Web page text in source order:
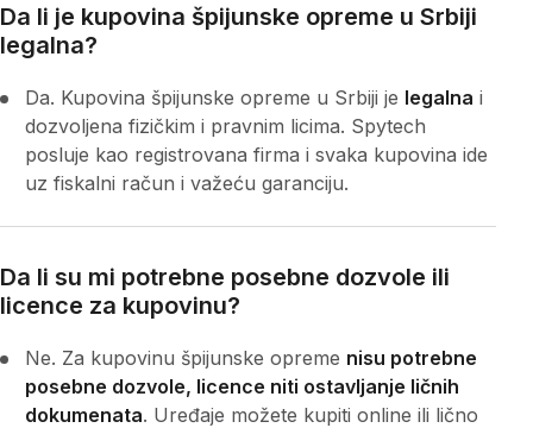
Da li je kupovina špijunske opreme u Srbiji
legalna?
Da. Kupovina špijunske opreme u Srbiji je legalna i
dozvoljena fizičkim i pravnim licima. Spytech
posluje kao registrovana firma i svaka kupovina ide
uz fiskalni račun i važeću garanciju.
Da li su mi potrebne posebne dozvole ili
licence za kupovinu?
Ne. Za kupovinu špijunske opreme nisu potrebne
posebne dozvole, licence niti ostavljanje ličnih
dokumenata. Uređaje možete kupiti online ili lično